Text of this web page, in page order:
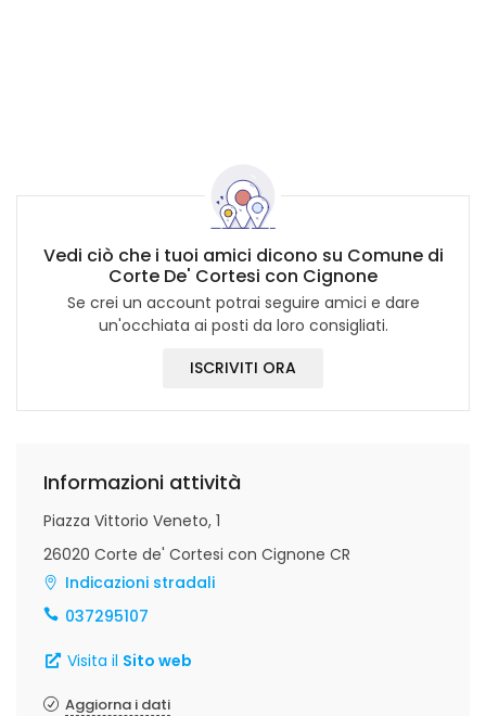
Vedi ciò che i tuoi amici dicono su Comune di
Corte De' Cortesi con Cignone
Se crei un account potrai seguire amici e dare
un'occhiata ai posti da loro consigliati.
ISCRIVITI ORA
Informazioni attività
Piazza Vittorio Veneto, 1
26020 Corte de' Cortesi con Cignone CR
Indicazioni stradali
037295107
Visita il Sito web
Aggiorna i dati